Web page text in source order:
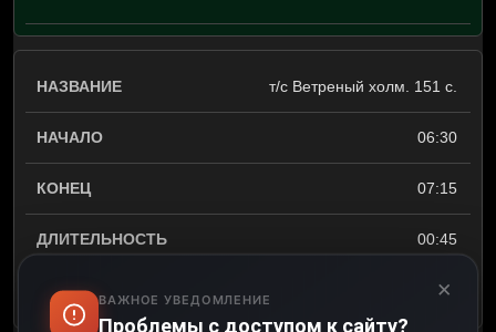
т/с Ветреный холм. 151 с.
06:30
07:15
00:45
×
ВАЖНОЕ УВЕДОМЛЕНИЕ
Проблемы с доступом к сайту?